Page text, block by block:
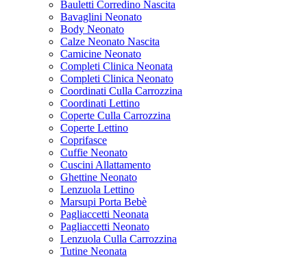
Bauletti Corredino Nascita
Bavaglini Neonato
Body Neonato
Calze Neonato Nascita
Camicine Neonato
Completi Clinica Neonata
Completi Clinica Neonato
Coordinati Culla Carrozzina
Coordinati Lettino
Coperte Culla Carrozzina
Coperte Lettino
Coprifasce
Cuffie Neonato
Cuscini Allattamento
Ghettine Neonato
Lenzuola Lettino
Marsupi Porta Bebè
Pagliaccetti Neonata
Pagliaccetti Neonato
Lenzuola Culla Carrozzina
Tutine Neonata